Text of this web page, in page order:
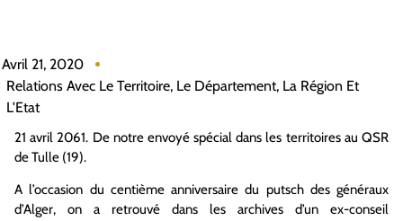
Avril 21, 2020
Relations Avec Le Territoire, Le Département, La Région Et
L'Etat
21 avril 2061. De notre envoyé spécial dans les territoires au QSR
de Tulle (19).
A l’occasion du centième anniversaire du putsch des généraux
d’Alger, on a retrouvé dans les archives d’un ex-conseil